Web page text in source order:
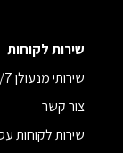
שירות לקוחות
שירותי מנעולן 24/7
צור קשר
שירות לקוחות